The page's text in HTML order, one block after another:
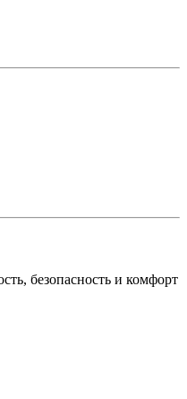
безопасность и комфорт